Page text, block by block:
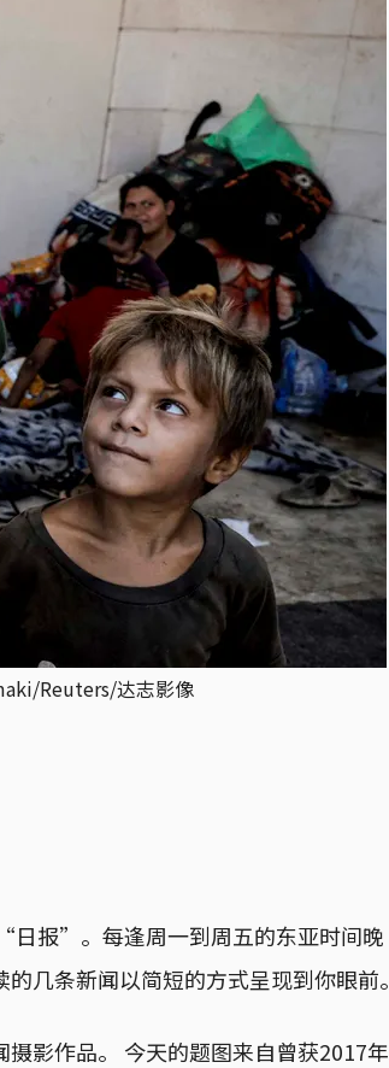
Reuters/达志影像
日报”。每逢周一到周五的东亚时间晚
几条新闻以简短的方式呈现到你眼前。
影作品。 今天的题图来自曾获2017年